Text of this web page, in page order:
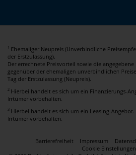
1
Ehemaliger Neupreis (Unverbindliche
der Erstzulassung).
Der errechnete Preisvorteil sowie die angegebene
gegenüber der ehemaligen unverbindlichen
Tag der Erstzulassung (Neupreis).
2 Hierbei handelt es sich um ein Finanzierungs-
Irrtümer vorbehalten.
3 Hierbei handelt es sich um ein Leasing-Angebot.
Irrtümer vorbehalten.
Barrierefreiheit Impressum
Cookie Einstellungen